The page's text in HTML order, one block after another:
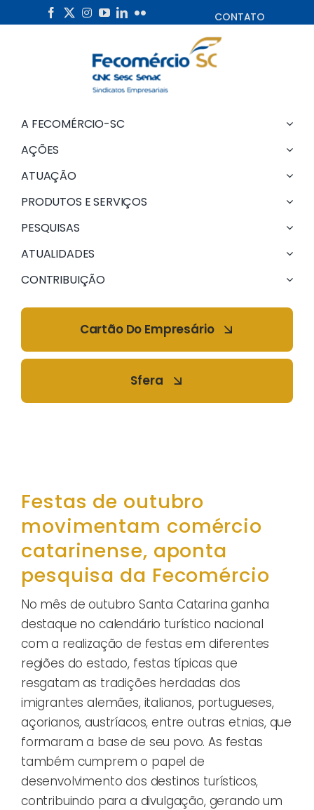
to
CONTATO
A FECOMÉRCIO-SC
AÇÕES
ATUAÇÃO
PRODUTOS E SERVIÇOS
PESQUISAS
ATUALIDADES
CONTRIBUIÇÃO
Cartão Do Empresário
Sfera
Festas de outubro
movimentam comércio
catarinense, aponta
pesquisa da Fecomércio
No mês de outubro Santa Catarina ganha
destaque no calendário turístico nacional
com a realização de festas em diferentes
regiões do estado, festas típicas que
resgatam as tradições herdadas dos
imigrantes alemães, italianos, portugueses,
açorianos, austríacos, entre outras etnias, que
formaram a base de seu povo. As festas
também cumprem o papel de
desenvolvimento dos destinos turísticos,
contribuindo para a divulgação, gerando um